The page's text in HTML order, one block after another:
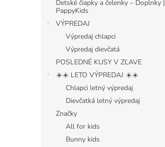
Detské čiapky a čelenky – Doplnky |
PappyKids
VÝPREDAJ
Výpredaj chlapci
Výpredaj dievčatá
POSLEDNÉ KUSY V ZĽAVE
☀️☀️ LETO VÝPREDAJ ☀️☀️
Chlapci letný výpredaj
Dievčatká letný výpredaj
Značky
All for kids
Bunny kids